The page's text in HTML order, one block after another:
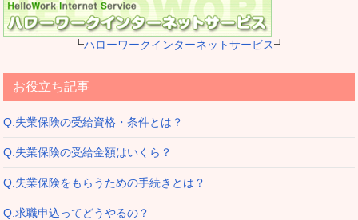
┗ハローワークインターネットサービス┛
お役立ち記事
Q.失業保険の受給資格・条件とは？
Q.失業保険の受給金額はいくら？
Q.失業保険をもらうための手続きとは？
Q.求職申込ってどうやるの？